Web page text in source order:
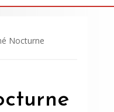
Nocturne